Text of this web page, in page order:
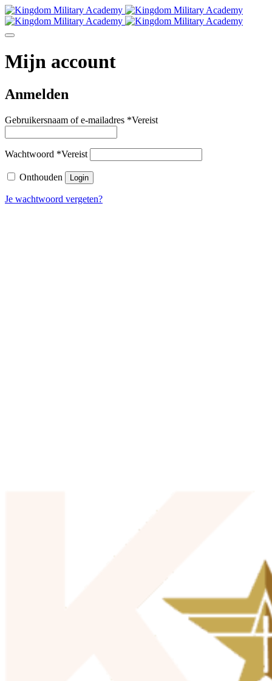
Mijn account
Anmelden
Gebruikersnaam of e-mailadres *Vereist
Wachtwoord *Vereist
Onthouden Login
Je wachtwoord vergeten?